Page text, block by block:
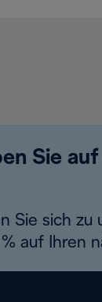
Sie
Sie sich
% auf Ihren